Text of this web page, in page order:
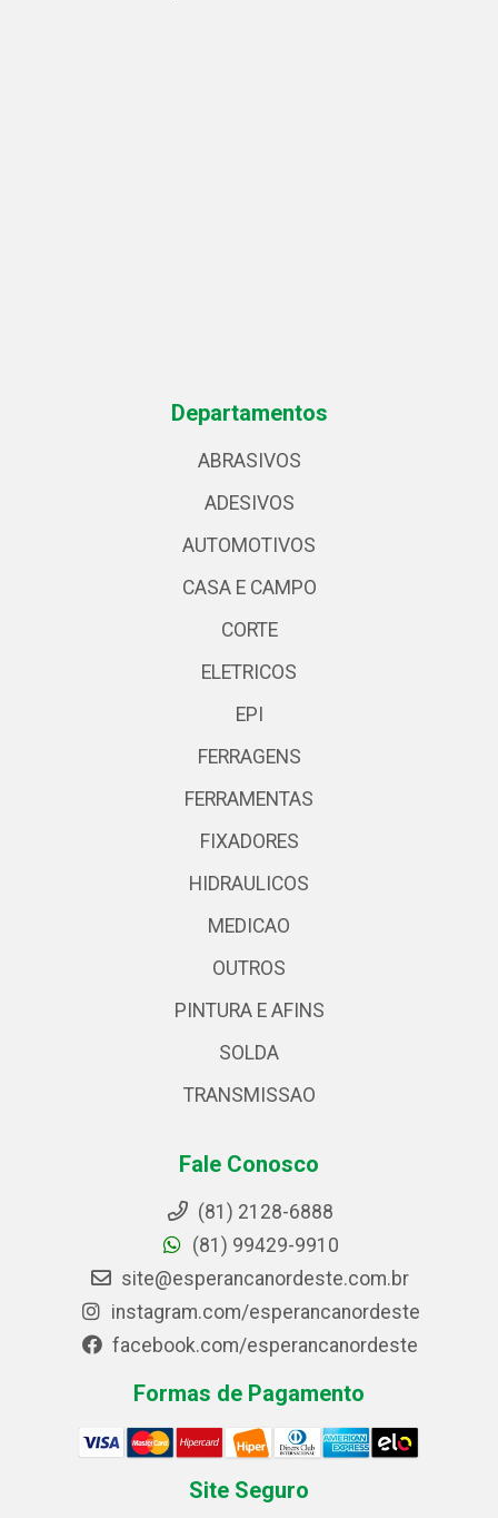
Departamentos
ABRASIVOS
ADESIVOS
AUTOMOTIVOS
CASA E CAMPO
CORTE
ELETRICOS
EPI
FERRAGENS
FERRAMENTAS
FIXADORES
HIDRAULICOS
MEDICAO
OUTROS
PINTURA E AFINS
SOLDA
TRANSMISSAO
Fale Conosco
(81) 2128-6888
(81) 99429-9910
site@esperancanordeste.com.br
instagram.com/esperancanordeste
facebook.com/esperancanordeste
Formas de Pagamento
Site Seguro